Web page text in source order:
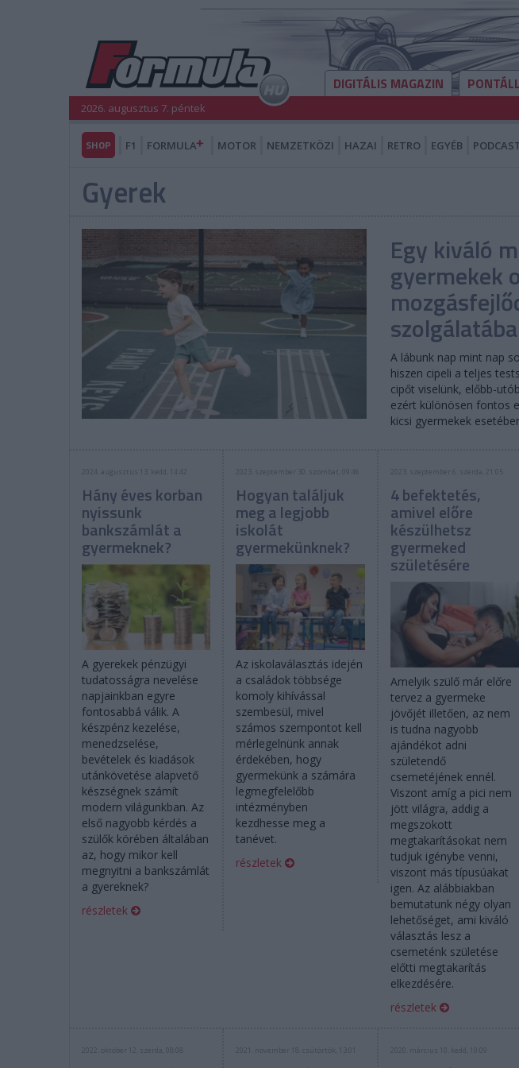
DIGITÁLIS MAGAZIN
2026. augusztus 7. péntek
SHOP F1 FORMULA MOTOR NEMZETKÖZI HAZAI RETRO EGYÉB
Gyerek
Egy kiváló
gyermekek
A lábunk nap mint nap
hiszen cipeli a teljes
cipőt viselünk, előbb-
ezért különösen fontos
kicsi gyermekek
2024. augusztus 13. kedd, 14:42
Hány éves korban
nyissunk
bankszámlát a
gyermeknek?
A gyerekek pénzügyi
tudatosságra nevelése
napjainkban egyre
fontosabbá válik. A
készpénz kezelése,
menedzselése,
bevételek és kiadások
utánkövetése alapvető
készségnek számít
modern világunkban. Az
első nagyobb kérdés a
szülők körében általában
az, hogy mikor kell
megnyitni a bankszámlát
a gyereknek?
részletek
2023. szeptember 30. szombat, 09:46
Hogyan találjuk
meg a legjobb
iskolát
gyermekünknek?
Az iskolaválasztás idején
a családok többsége
komoly kihívással
szembesül, mivel
számos szempontot kell
mérlegelnünk annak
érdekében, hogy
gyermekünk a számára
legmegfelelőbb
intézményben
kezdhesse meg a
tanévet.
részletek
2023. szeptember 6. szerda, 21:05
4 befektetés,
amivel előre
készülhetsz
gyermeked
születésére
Amelyik szülő már előre
tervez a gyermeke
jövőjét illetően, az nem
is tudna nagyobb
ajándékot adni
születendő
csemetéjének ennél.
Viszont amíg a pici nem
jött világra, addig a
megszokott
megtakarításokat nem
tudjuk igénybe venni,
viszont más típusúakat
igen. Az alábbiakban
bemutatunk négy olyan
lehetőséget, ami kiváló
választás lesz a
csemeténk születése
előtti megtakarítás
elkezdésére.
részletek
2022. október 12. szerda, 08:08 2021. november 18. csütörtök, 13:01 2020. március 10. kedd, 10:09